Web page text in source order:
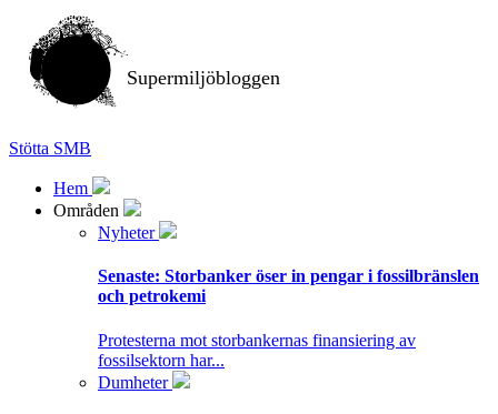
Supermiljöbloggen
Stötta SMB
Hem
Områden
Nyheter
Senaste: Storbanker öser in pengar i fossilbränslen
och petrokemi
Protesterna mot storbankernas finansiering av
fossilsektorn har...
Dumheter